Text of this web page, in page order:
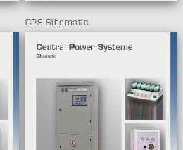
CPS Sibematic